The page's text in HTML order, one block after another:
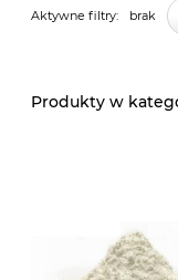
Aktywne filtry: brak